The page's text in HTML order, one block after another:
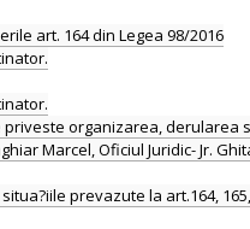
art. 164 din Legea 98/2016
organizarea, derularea
Marcel, Oficiul Juridic- Jr.
prevazute la art.164,